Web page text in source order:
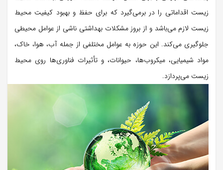
زیست اقداماتی را در برمی‌گیرد که برای حفظ و بهبود کیفیت محیط
زیست لازم می‌باشد و از بروز مشکلات بهداشتی ناشی از عوامل محیطی
جلوگیری می‌کند. این حوزه به عوامل مختلفی از جمله آب، هوا، خاک،
مواد شیمیایی، میکروب‌ها، حیوانات، و تأثیرات فناوری‌ها روی محیط
زیست می‌پردازد.